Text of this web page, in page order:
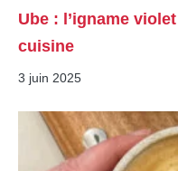
Ube : l’igname
cuisine
3 juin 2025